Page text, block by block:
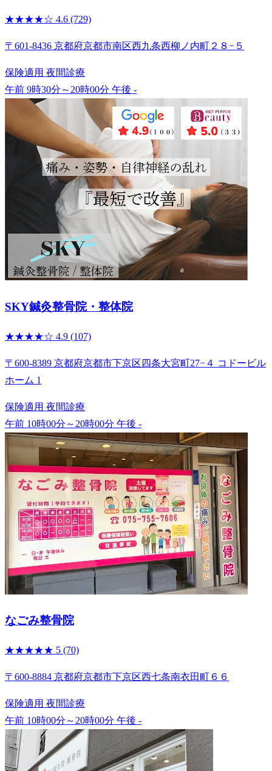
★★★★☆ 4.6 (729)
〒601-8436 京都府京都市南区西九条西柳ノ内町２８−５
保険適用 夜間診療
午前 9時30分～20時00分 午後 -
SKY鍼灸整骨院・整体院
★★★★☆ 4.9 (107)
〒600-8389 京都府京都市下京区四条大宮町27−４ コドービル
ホーム 1
保険適用 夜間診療
午前 10時00分～20時00分 午後 -
なごみ整骨院
★★★★★ 5 (70)
〒600-8884 京都府京都市下京区西七条南衣田町６６
保険適用 夜間診療
午前 10時00分～20時00分 午後 -